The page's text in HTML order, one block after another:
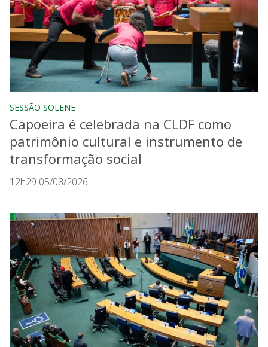
SESSÃO SOLENE
Capoeira é celebrada na CLDF como
patrimônio cultural e instrumento de
transformação social
12h29 05/08/2026